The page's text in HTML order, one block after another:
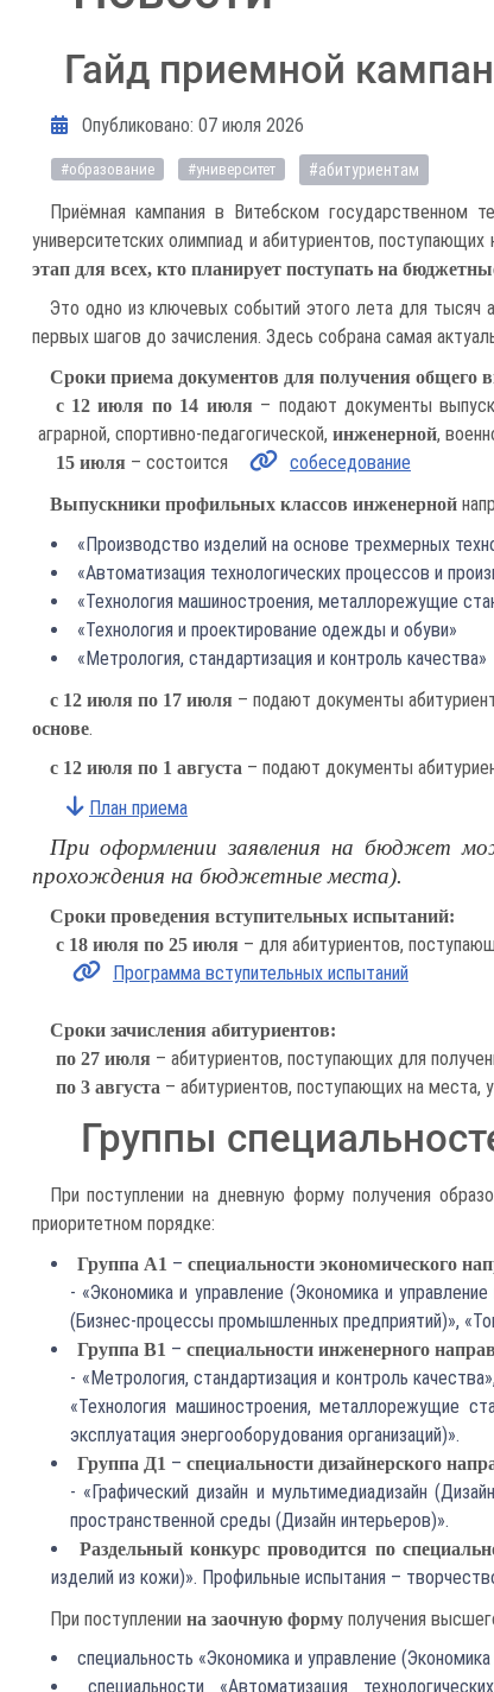
Гайд приемной
Информация о материале
Опубликовано: 07 июля 2026
#образование #университет #абитуриентам
Приёмная кампания в Витебском государственном
университетских олимпиад и абитуриентов,
этап для всех, кто планирует поступать на
Это одно из ключевых событий этого лета для тысяч
первых шагов до зачисления. Здесь собрана самая
Сроки приема документов для получения общего
с 12 июля по 14 июля – подают документы
аграрной, спортивно-педагогической,инженерной,
15 июля – состоится собеседование
Выпускники профильных классов инженерной
«Производство изделий на основе трехмерных
«Автоматизация технологических процессов и
«Технология машиностроения, металлорежущие
«Технология и проектирование одежды и обуви»
«Метрология, стандартизация и контроль качества»
с 12 июля по 17 июля – подают документы
основе.
с 12 июля по 1 августа– подают документы
План приема
При оформлении заявления на бюджет
прохождения на бюджетные места).
Сроки проведения вступительных испытаний:
с 18 июля по 25 июля – для абитуриентов,
Программа вступительных испытаний
Сроки зачисления абитуриентов:
по 27 июля – абитуриентов, поступающих для
по 3 августа– абитуриентов, поступающих на места,
Группы
При поступлении на дневную форму получения
приоритетном порядке:
Группа А1 –специальности экономического
- «Экономика и управление (Экономика и
(Бизнес-процессы промышленных предприятий)»,
Группа В1 –специальности инженерного
- «Метрология, стандартизация и контроль
«Технология машиностроения, металлорежущие
эксплуатация энергооборудования организаций)».
Группа Д1 –специальности дизайнерского
- «Графический дизайн и мультимедиадизайн
пространственной среды (Дизайн интерьеров)».
Раздельный конкурс проводится по
изделий из кожи)». Профильные испытания –
При поступлении на заочную формуполучения
специальность «Экономика и управление
специальности «Автоматизация